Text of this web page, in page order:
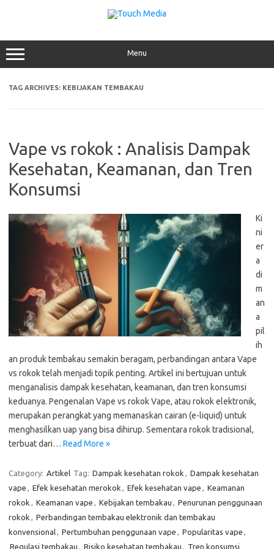
Menu
TAG ARCHIVES: KEBIJAKAN TEMBAKAU
Vape vs rokok : Analisis Dampak
Kesehatan, Keamanan, dan Tren
Konsumsi
Ki
ni
er
a
di
m
an
a
pil
ih
an produk tembakau semakin beragam, perbandingan antara Vape
vs rokok telah menjadi topik penting. Artikel ini bertujuan untuk
menganalisis dampak kesehatan, keamanan, dan tren konsumsi
keduanya. Pengenalan Vape vs rokok Vape, atau rokok elektronik,
merupakan perangkat yang memanaskan cairan (e-liquid) untuk
menghasilkan uap yang bisa dihirup. Sementara rokok tradisional,
terbuat dari… Read More »
Category: Artikel Tag: Dampak kesehatan rokok , Dampak kesehatan
vape , Efek kesehatan merokok , Efek kesehatan vape , Keamanan
rokok , Keamanan vape , Kebijakan tembakau , Penurunan penggunaan
rokok , Perbandingan tembakau elektronik dan tembakau
konvensional, Pertumbuhan penggunaan vape , Popularitas vape ,
Regulasi tembakau , Risiko kesehatan tembakau , Tren konsumsi